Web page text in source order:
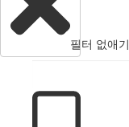
필터 없애기